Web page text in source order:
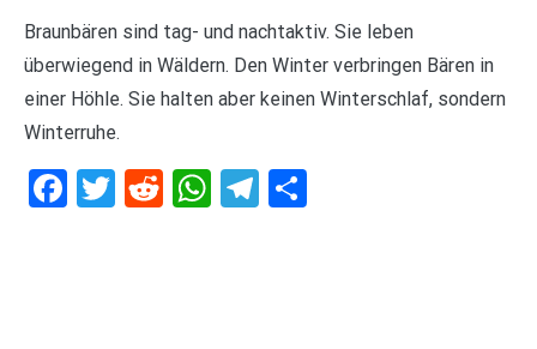
Braunbären sind tag- und nachtaktiv. Sie leben
überwiegend in Wäldern. Den Winter verbringen Bären in
einer Höhle. Sie halten aber keinen Winterschlaf, sondern
Winterruhe.
Facebook
Twitter
RedditWhatsApp
Telegram